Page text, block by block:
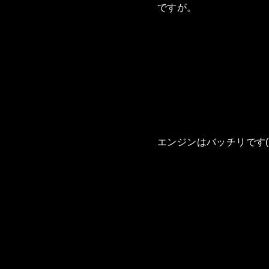
ですが。
エンジンはバッチリです